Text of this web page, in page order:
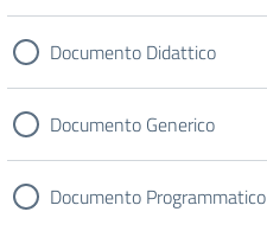
Documento Didattico
Documento Generico
Documento Programmatico